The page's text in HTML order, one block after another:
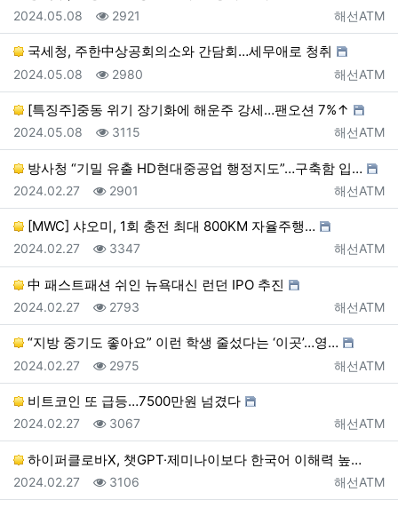
등록자
해선ATM
등록일
2024.05.08 조회
2921
국세청, 주한中상공회의소와 간담회…세무애로 청취
등록자
해선ATM
등록일
2024.05.08 조회
2980
[특징주]중동 위기 장기화에 해운주 강세…팬오션 7%↑
등록자
해선ATM
등록일
2024.05.08 조회
3115
방사청 “기밀 유출 HD현대중공업 행정지도”…구축함 입…
등록자
해선ATM
등록일
2024.02.27 조회
2901
[MWC] 샤오미, 1회 충전 최대 800KM 자율주행…
등록자
해선ATM
등록일
2024.02.27 조회
3347
中 패스트패션 쉬인 뉴욕대신 런던 IPO 추진
등록자
해선ATM
등록일
2024.02.27 조회
2793
“지방 중기도 좋아요” 이런 학생 줄섰다는 ‘이곳’…영…
등록자
해선ATM
등록일
2024.02.27 조회
2975
비트코인 또 급등…7500만원 넘겼다
등록자
해선ATM
등록일
2024.02.27 조회
3067
하이퍼클로바X, 챗GPT·제미나이보다 한국어 이해력 높…
등록자
해선ATM
등록일
2024.02.27 조회
3106